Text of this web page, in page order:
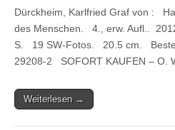
Dürckheim, Karlfried Graf von :
des Menschen. 4., erw. Aufl..
S. 19 SW-Fotos. 20.5 cm.
29208-2 SOFORT KAUFEN –
Weiterlesen →